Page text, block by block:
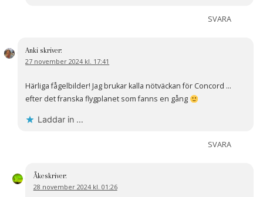
SVARA
Anki skriver:
27 november 2024 kl. 17:41
Härliga fågelbilder! Jag brukar kalla nötväckan för Concord …
efter det franska flygplanet som fanns en gång
Laddar in …
SVARA
Åkeskriver:
28 november 2024 kl. 01:26